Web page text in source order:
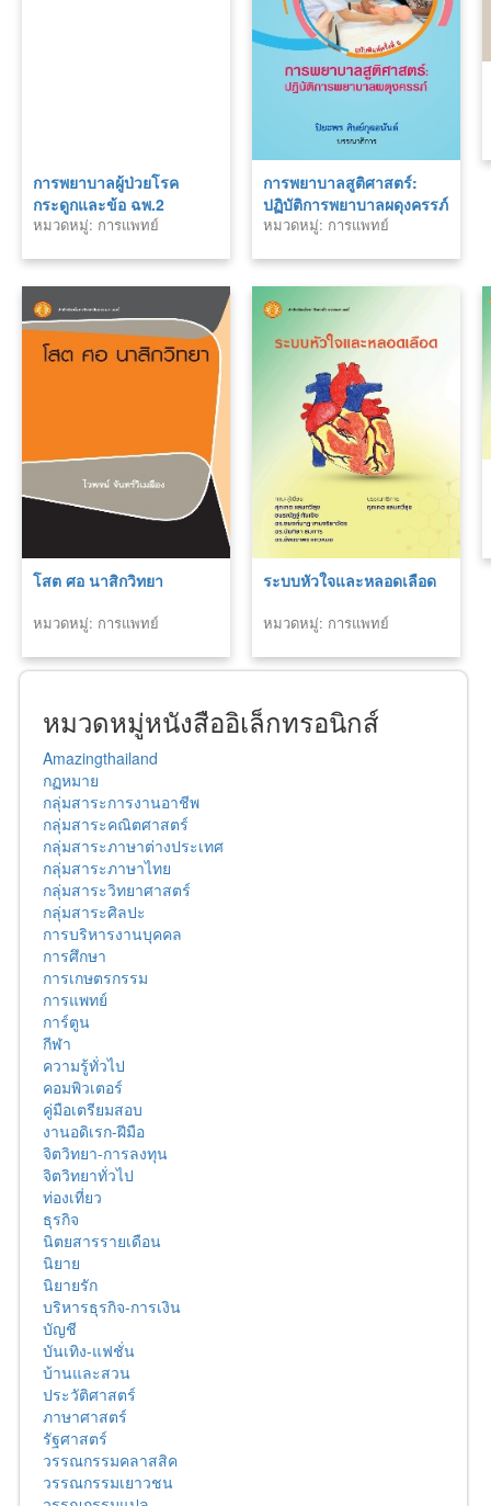
การพยาบาลผู้ป่วยโรค
กระดูกและข้อ ฉพ.2
หมวดหมู่: การแพทย์
การพยาบาลสูติศาสตร์:
ปฏิบัติการพยาบาลผดุงครรภ์
ฉพ.5
หมวดหมู่: การแพทย์
โสต ศอ นาสิกวิทยา
หมวดหมู่: การแพทย์
ระบบหัวใจและหลอดเลือด
หมวดหมู่: การแพทย์
หมวดหมู่หนังสืออิเล็กทรอนิกส์
Amazingthailand
กฏหมาย
กลุ่มสาระการงานอาชีพ
กลุ่มสาระคณิตศาสตร์
กลุ่มสาระภาษาต่างประเทศ
กลุ่มสาระภาษาไทย
กลุ่มสาระวิทยาศาสตร์
กลุ่มสาระศิลปะ
การบริหารงานบุคคล
การศึกษา
การเกษตรกรรม
การแพทย์
การ์ตูน
กีฬา
ความรู้ทั่วไป
คอมพิวเตอร์
คู่มือเตรียมสอบ
งานอดิเรก-ฝีมือ
จิตวิทยา-การลงทุน
จิตวิทยาทั่วไป
ท่องเที่ยว
ธุรกิจ
นิตยสารรายเดือน
นิยาย
นิยายรัก
บริหารธุรกิจ-การเงิน
บัญชี
บันเทิง-แฟชั่น
บ้านและสวน
ประวัติศาสตร์
ภาษาศาสตร์
รัฐศาสตร์
วรรณกรรมคลาสสิค
วรรณกรรมเยาวชน